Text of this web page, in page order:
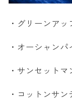
・グリーンア
・オーシャン
・サンセット
・コットンサ